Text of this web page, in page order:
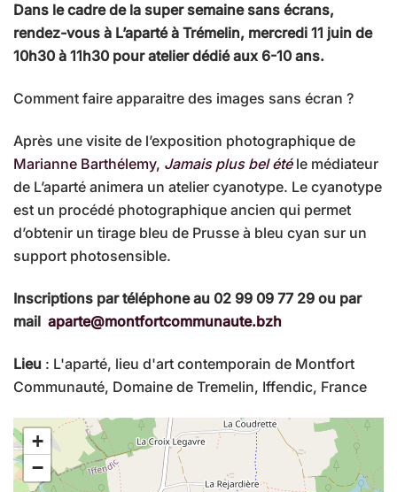
Dans le cadre de la super semaine sans écrans,
rendez-vous à L’aparté à Trémelin, mercredi 11 juin de
10h30 à 11h30 pour atelier dédié aux 6-10 ans.
Comment faire apparaitre des images sans écran ?
Après une visite de l’exposition photographique de
Marianne Barthélemy, Jamais plus bel été le médiateur
de L’aparté animera un atelier cyanotype. Le cyanotype
est un procédé photographique ancien qui permet
d’obtenir un tirage bleu de Prusse à bleu cyan sur un
support photosensible.
Inscriptions par téléphone au 02 99 09 77 29 ou par
mail aparte@montfortcommunaute.bzh
Lieu : L'aparté, lieu d'art contemporain de Montfort
Communauté, Domaine de Tremelin, Iffendic, France
+
−